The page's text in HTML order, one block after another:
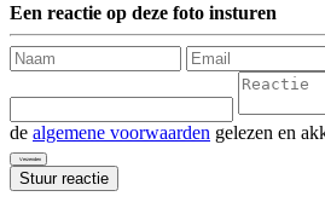
Een reactie op deze foto insturen
de algemene voorwaarden gelezen en